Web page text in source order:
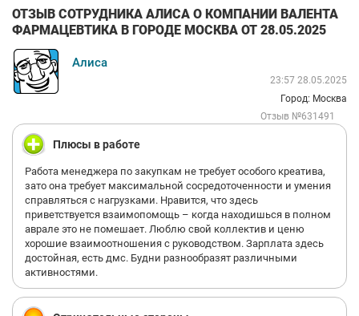
ОТЗЫВ СОТРУДНИКА АЛИСА О КОМПАНИИ ВАЛЕНТА
ФАРМАЦЕВТИКА В ГОРОДЕ МОСКВА ОТ 28.05.2025
Алиса
23:57 28.05.2025
Город: Москва
Отзыв №631491
Плюсы в работе
Работа менеджера по закупкам не требует особого креатива,
зато она требует максимальной сосредоточенности и умения
справляться с нагрузками. Нравится, что здесь
приветствуется взаимопомощь – когда находишься в полном
аврале это не помешает. Люблю свой коллектив и ценю
хорошие взаимоотношения с руководством. Зарплата здесь
достойная, есть дмс. Будни разнообразят различными
активностями.